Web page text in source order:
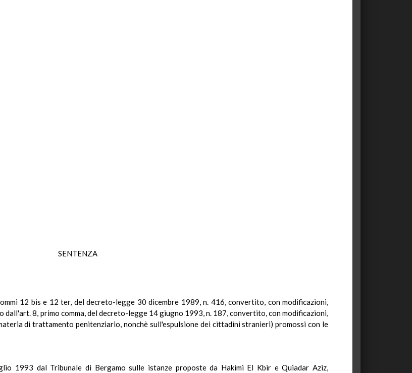
SENTENZA
12 bis e 12 ter, del decreto-legge 30 dicembre 1989, n. 416, convertito, con modificazioni,
8, primo comma, del decreto-legge 14 giugno 1993, n. 187, convertito, con modificazioni,
di trattamento penitenziario, nonchè sull'espulsione dei cittadini stranieri) promossi con le
1993 dal Tribunale di Bergamo sulle istanze proposte da Hakimi El Kbir e Quiadar Aziz,